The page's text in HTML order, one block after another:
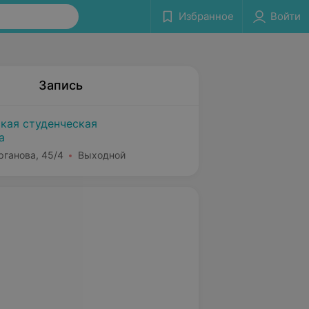
Избранное Войти
Запись
студенческая
45/4 Выходной